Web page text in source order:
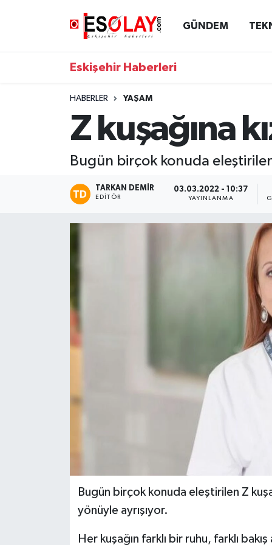
GÜNDEM
Eskişehir Haberleri
HABERLER YAŞAM
Z kuşağına
Bugün birçok konuda
TARKAN DEMIR
EDITÖR
03.03.2022 - 10:37
YAYINLANMA
Bugün birçok konuda eleştirilen Z
yönüyle ayrışıyor.
Her kuşağın farklı bir ruhu, farklı
Eskişehir Trafik Yoğunluk Haritası
Süper Lig Puan Durumu ve Fikstür
Tüm Manşetler